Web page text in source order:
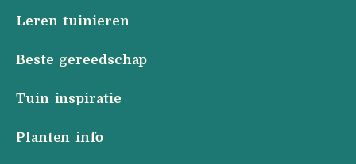
Leren tuinieren
Beste gereedschap
Tuin inspiratie
Planten info